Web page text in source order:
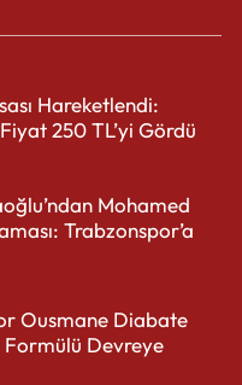
Hareketlendi:
250 TL’yi Gördü
Mohamed
Trabzonspor’a
Ousmane Diabate
Formülü Devreye